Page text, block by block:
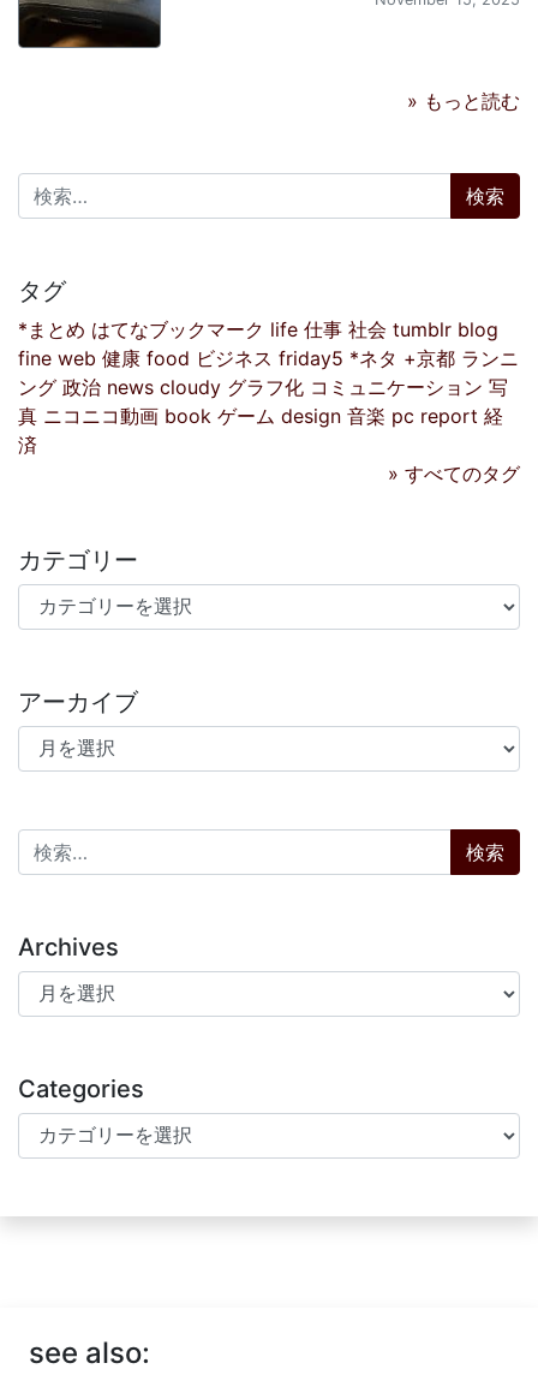
» もっと読む
検索:
タグ
*まとめ はてなブックマーク life 仕事 社会 tumblr blog
fine web 健康 food ビジネス friday5 *ネタ +京都 ランニ
ング 政治 news cloudy グラフ化 コミュニケーション 写
真 ニコニコ動画 book ゲーム design 音楽 pc report 経
済
» すべてのタグ
カテゴリー
カテゴリー
アーカイブ
アーカイブ
検索:
Archives
Archives
Categories
Categories
see also: